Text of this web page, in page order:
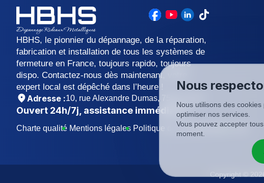
HBHS, le pionnier du dépannage, de la réparation,
fabrication et installation de tous les systèmes de
fermeture en France, toujours rapido, toujours
dispo. Contactez-nous dès maintenant, votre
expert local est dépêché dans l’heure !
Adresse :10, rue Alexandre Dumas, 75011 Paris
Ouvert 24h/7j , assistance immédiate !
Charte qualité Mentions légales Politique de confidentialité CGV
Copyright ©
Nous
Nous utilisons des
optimiser nos services.
Vous pouvez accepter
moment.